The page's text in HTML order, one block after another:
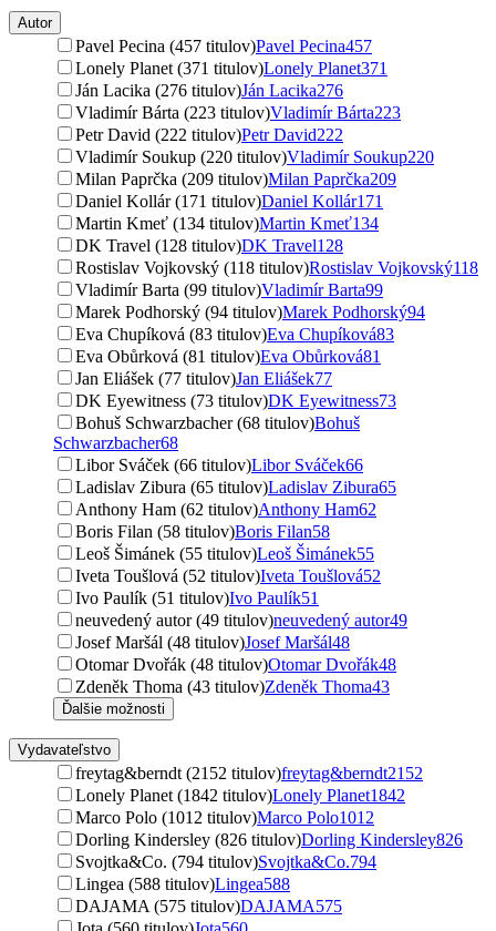
Autor
Pavel Pecina (457 titulov)Pavel Pecina457
Lonely Planet (371 titulov)Lonely Planet371
Ján Lacika (276 titulov)Ján Lacika276
Vladimír Bárta (223 titulov)Vladimír Bárta223
Petr David (222 titulov)Petr David222
Vladimír Soukup (220 titulov)Vladimír Soukup220
Milan Paprčka (209 titulov)Milan Paprčka209
Daniel Kollár (171 titulov)Daniel Kollár171
Martin Kmeť (134 titulov)Martin Kmeť134
DK Travel (128 titulov)DK Travel128
Rostislav Vojkovský (118 titulov)Rostislav Vojkovský118
Vladimír Barta (99 titulov)Vladimír Barta99
Marek Podhorský (94 titulov)Marek Podhorský94
Eva Chupíková (83 titulov)Eva Chupíková83
Eva Obůrková (81 titulov)Eva Obůrková81
Jan Eliášek (77 titulov)Jan Eliášek77
DK Eyewitness (73 titulov)DK Eyewitness73
Bohuš Schwarzbacher (68 titulov)Bohuš
Schwarzbacher68
Libor Sváček (66 titulov)Libor Sváček66
Ladislav Zibura (65 titulov)Ladislav Zibura65
Anthony Ham (62 titulov)Anthony Ham62
Boris Filan (58 titulov)Boris Filan58
Leoš Šimánek (55 titulov)Leoš Šimánek55
Iveta Toušlová (52 titulov)Iveta Toušlová52
Ivo Paulík (51 titulov)Ivo Paulík51
neuvedený autor (49 titulov)neuvedený autor49
Josef Maršál (48 titulov)Josef Maršál48
Otomar Dvořák (48 titulov)Otomar Dvořák48
Zdeněk Thoma (43 titulov)Zdeněk Thoma43
Ďalšie možnosti
Vydavateľstvo
freytag&berndt (2152 titulov)freytag&berndt2152
Lonely Planet (1842 titulov)Lonely Planet1842
Marco Polo (1012 titulov)Marco Polo1012
Dorling Kindersley (826 titulov)Dorling Kindersley826
Svojtka&Co. (794 titulov)Svojtka&Co.794
Lingea (588 titulov)Lingea588
DAJAMA (575 titulov)DAJAMA575